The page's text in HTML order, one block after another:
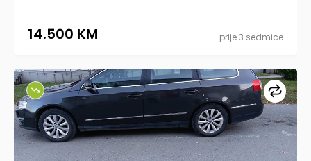
14.500 KM prije 3 sedmice